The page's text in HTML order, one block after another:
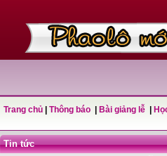
Trang chủ Thông báo Bài giảng lễ
Tin tức